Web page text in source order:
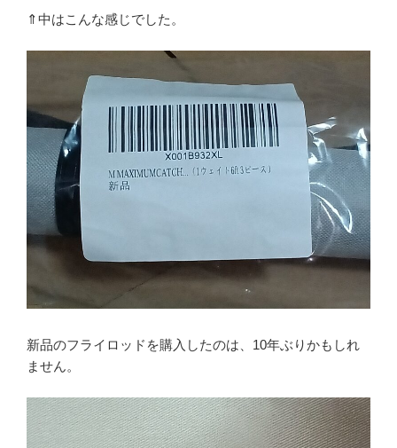
⇑中はこんな感じでした。
新品のフライロッドを購入したのは、10年ぶりかもしれ
ません。